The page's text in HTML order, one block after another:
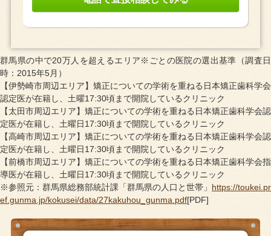
群馬県の中で20万人を超えるエリア※ごとの医院の選出基準（調査日
時：2015年5月）
【伊勢崎市周辺エリア】矯正についての学術を重ねる日本矯正歯科学会
認定医が在籍し、土曜17:30頃まで開院しているクリニック
【太田市周辺エリア】矯正についての学術を重ねる日本矯正歯科学会認
定医が在籍し、土曜日17:30頃まで開院しているクリニック
【高崎市周辺エリア】矯正についての学術を重ねる日本矯正歯科学会認
定医が在籍し、土曜日17:30頃まで開院しているクリニック
【前橋市周辺エリア】矯正についての学術を重ねる日本矯正歯科学会指
導医が在籍し、土曜日17:30頃まで開院しているクリニック
※参照元：群馬県総務部統計課「群馬県の人口と世帯」 https://toukei.pr
ef.gunma.jp/kokusei/data/27kakuhou_gunma.pdf[PDF]